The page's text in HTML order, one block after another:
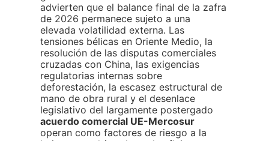
advierten que el balance final de la zafra
de 2026 permanece sujeto a una
elevada volatilidad externa. Las
tensiones bélicas en Oriente Medio, la
resolución de las disputas comerciales
cruzadas con China, las exigencias
regulatorias internas sobre
deforestación, la escasez estructural de
mano de obra rural y el desenlace
legislativo del largamente postergado
acuerdo comercial UE-Mercosur
operan como factores de riesgo a la